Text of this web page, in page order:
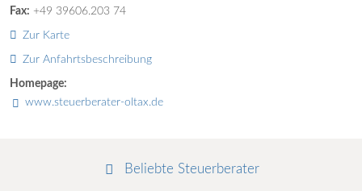
Fax: +49 39606.203 74
Zur Karte
Zur Anfahrtsbeschreibung
Homepage:
www.steuerberater-oltax.de
Beliebte Steuerberater